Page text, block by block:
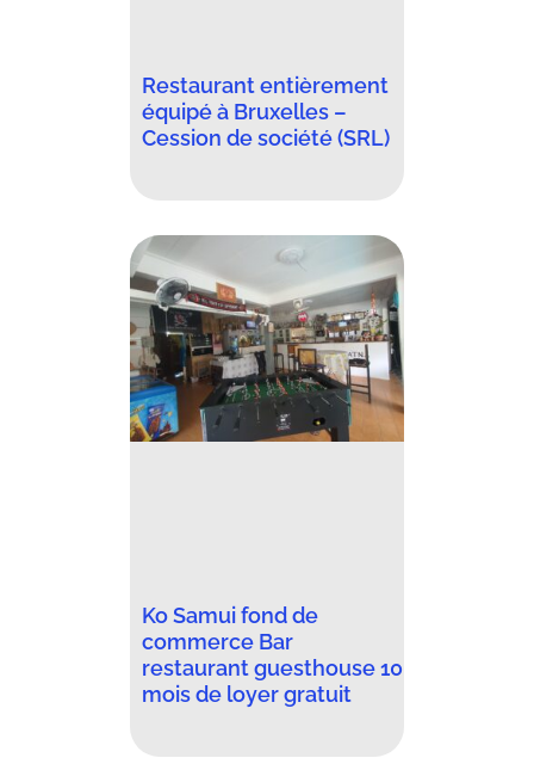
Restaurant entièrement
équipé à Bruxelles –
Cession de société (SRL)
Ko Samui fond de
commerce Bar
restaurant guesthouse 10
mois de loyer gratuit